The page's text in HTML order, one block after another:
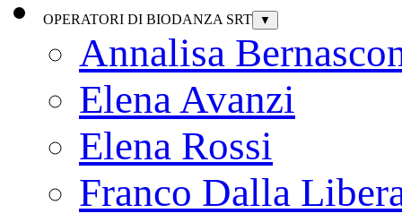
OPERATORI DI BIODANZA SRT ▼
Annalisa
Elena Avanzi
Elena Rossi
Franco Dalla